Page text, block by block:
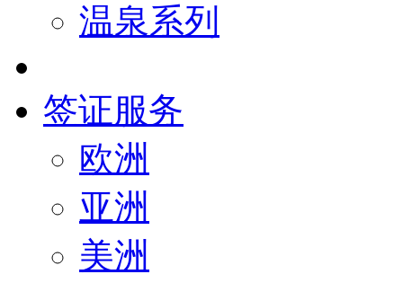
温泉系列
签证服务
欧洲
亚洲
美洲